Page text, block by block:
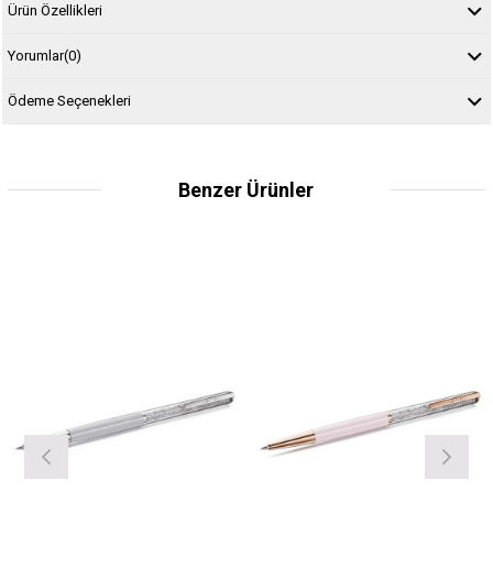
Ürün Özellikleri
Yorumlar(0)
Ödeme Seçenekleri
Benzer Ürünler